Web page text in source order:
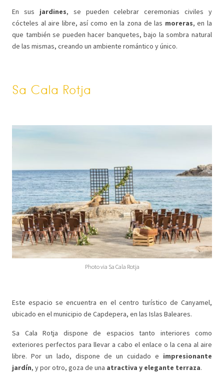
En sus jardines, se pueden celebrar ceremonias civiles y
cócteles al aire libre, así como en la zona de las moreras, en la
que también se pueden hacer banquetes, bajo la sombra natural
de las mismas, creando un ambiente romántico y único.
Sa Cala Rotja
Photo via Sa Cala Rotja
Este espacio se encuentra en el centro turístico de Canyamel,
ubicado en el municipio de Capdepera, en las Islas Baleares.
Sa Cala Rotja dispone de espacios tanto interiores como
exteriores perfectos para llevar a cabo el enlace o la cena al aire
libre. Por un lado, dispone de un cuidado e impresionante
jardín, y por otro, goza de una atractiva y elegante terraza.